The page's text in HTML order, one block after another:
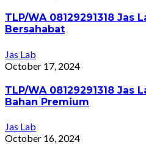
TLP/WA 08129291318 Jas
Bersahabat
Jas Lab
October 17, 2024
TLP/WA 08129291318 Jas
Bahan Premium
Jas Lab
October 16, 2024